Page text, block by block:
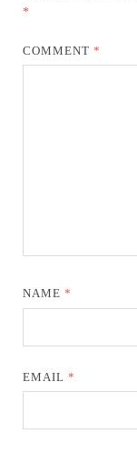
*
COMMENT*
NAME*
EMAIL*